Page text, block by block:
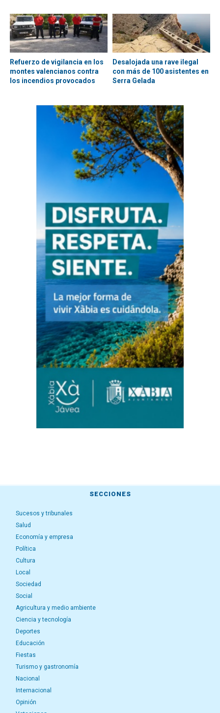
Refuerzo de vigilancia en los
montes valencianos contra
los incendios provocados
Desalojada una rave ilegal
con más de 100 asistentes en
Serra Gelada
SECCIONES
Sucesos y tribunales
Salud
Economía y empresa
Política
Cultura
Local
Sociedad
Social
Agricultura y medio ambiente
Ciencia y tecnología
Deportes
Educación
Fiestas
Turismo y gastronomía
Nacional
Internacional
Opinión